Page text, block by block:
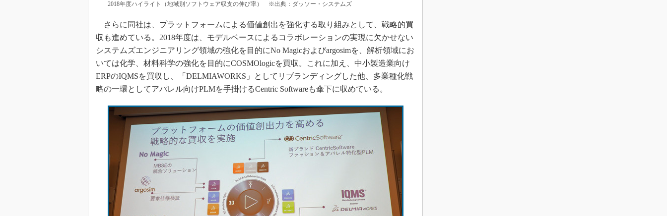
2018年度ハイライト（地域別ソフトウェア収支の伸び率） ※出典：ダッソー・システムズ
さらに同社は、プラットフォームによる価値創出を強化する取り組みとして、戦略的買
収も進めている。2018年度は、モデルベースによるコラボレーションの実現に欠かせない
システムズエンジニアリング領域の強化を目的にNo Magicおよびargosimを、解析領域にお
いては化学、材料科学の強化を目的にCOSMOlogicを買収。これに加え、中小製造業向け
ERPのIQMSを買収し、「DELMIAWORKS」としてリブランディングした他、多業種化戦
略の一環としてアパレル向けPLMを手掛けるCentric Softwareも傘下に収めている。